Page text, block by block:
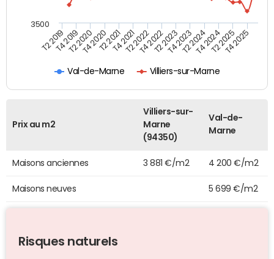
Val-de-Marne Villiers-sur-Marne
T2 2019T4 2019T2 2020T4 2020T2 2021T4 2021T2 2022T4 2022T2 2023T4 2023T2 2024T4 2024T2 2025T4 2025
3500
Prix au m2
Villiers-sur-
Marne
(94350)
Val-de-
Marne
Maisons anciennes 3 881 €/m2 4 200 €/m2
Maisons neuves 5 699 €/m2
Risques naturels